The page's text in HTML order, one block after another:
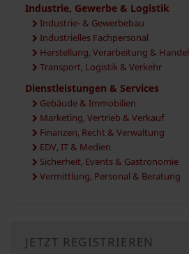
Industrie, Gewerbe & Logistik
Industrie- & Gewerbebau
Industrielles Fachpersonal
Herstellung, Verarbeitung & Handel
Transport, Logistik & Verkehr
Dienstleistungen & Services
Gebäude & Immobilien
Marketing, Vertrieb & Verkauf
Finanzen, Recht & Verwaltung
EDV, IT & Medien
Sicherheit, Events & Gastronomie
Vermittlung, Personal & Beratung
JETZT REGISTRIEREN